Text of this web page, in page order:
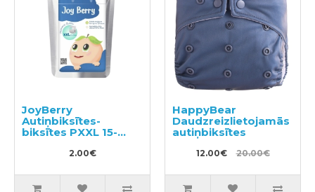
JoyBerry
Autiņbiksītes-
biksītes PXXL 15-
2.00€
HappyBear
Daudzreizlietojamās
autiņbiksītes
12.00€ 20.00€